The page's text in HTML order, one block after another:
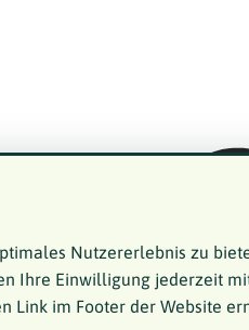
Nutzererlebnis zu
Ihre Einwilligung jederzeit
Link im Footer der Website